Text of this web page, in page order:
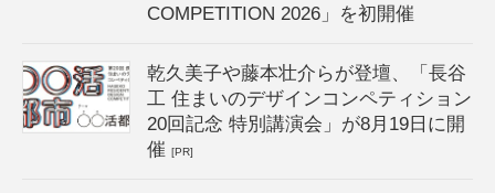
COMPETITION 2026」を初開催
乾久美子や藤本壮介らが登壇、「長谷
工 住まいのデザインコンペティション
20回記念 特別講演会」が8月19日に開
催[PR]